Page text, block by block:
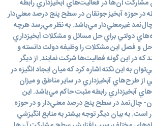
مشارکت آن‌ها در فعاليت‌هاي آبخيزداري رابطه
در حوزه آبخيز جونقان در سطح پنج درصد معني‌دار
غيرمعني‌دار مي‌باشد. به نظر مي‌رسد هرچه
دولتي براي حل مسائل و مشکلات آبخيزداري
حل و فصل اين مشکلات را وظيفه دولت دانسته و
که در اين گونه فعاليت‌ها شرکت نمايند. از ديگر
به اين نکته اشاره کرد که ميان ايجاد انگيزه در
از طرح‌هاي آبخيزداري در ساير مناطق و ميزان
آبخيزداري رابطه مثبت حاکم مي‌باشد. اين
چال‌نمد در سطح پنج درصد معني‌دار و در حوزه
است. به بيان ديگر توجه بيشتر به منابع انگيزشي